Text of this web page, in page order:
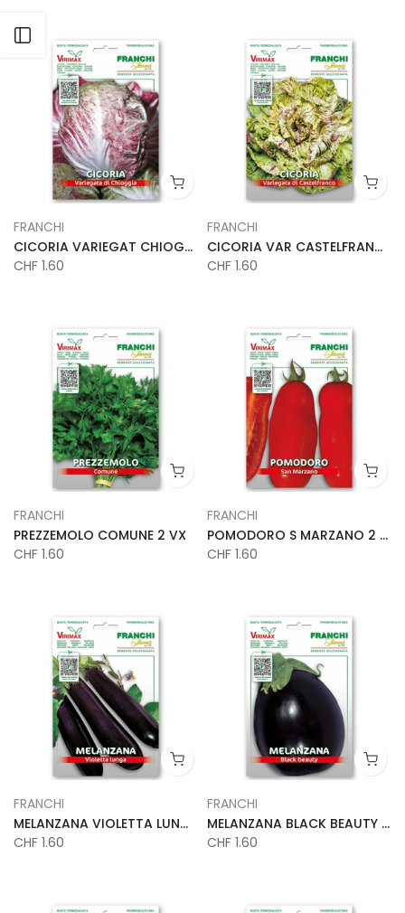
FRANCHI
CICORIA VARIEGAT CHIOGGIA VX
CHF 1.60
FRANCHI
CICORIA VAR CASTELFRANCO VX
CHF 1.60
FRANCHI
PREZZEMOLO COMUNE 2 VX
CHF 1.60
FRANCHI
POMODORO S MARZANO 2 VX
CHF 1.60
FRANCHI
MELANZANA VIOLETTA LUNGA VX
CHF 1.60
FRANCHI
MELANZANA BLACK BEAUTY VX
CHF 1.60